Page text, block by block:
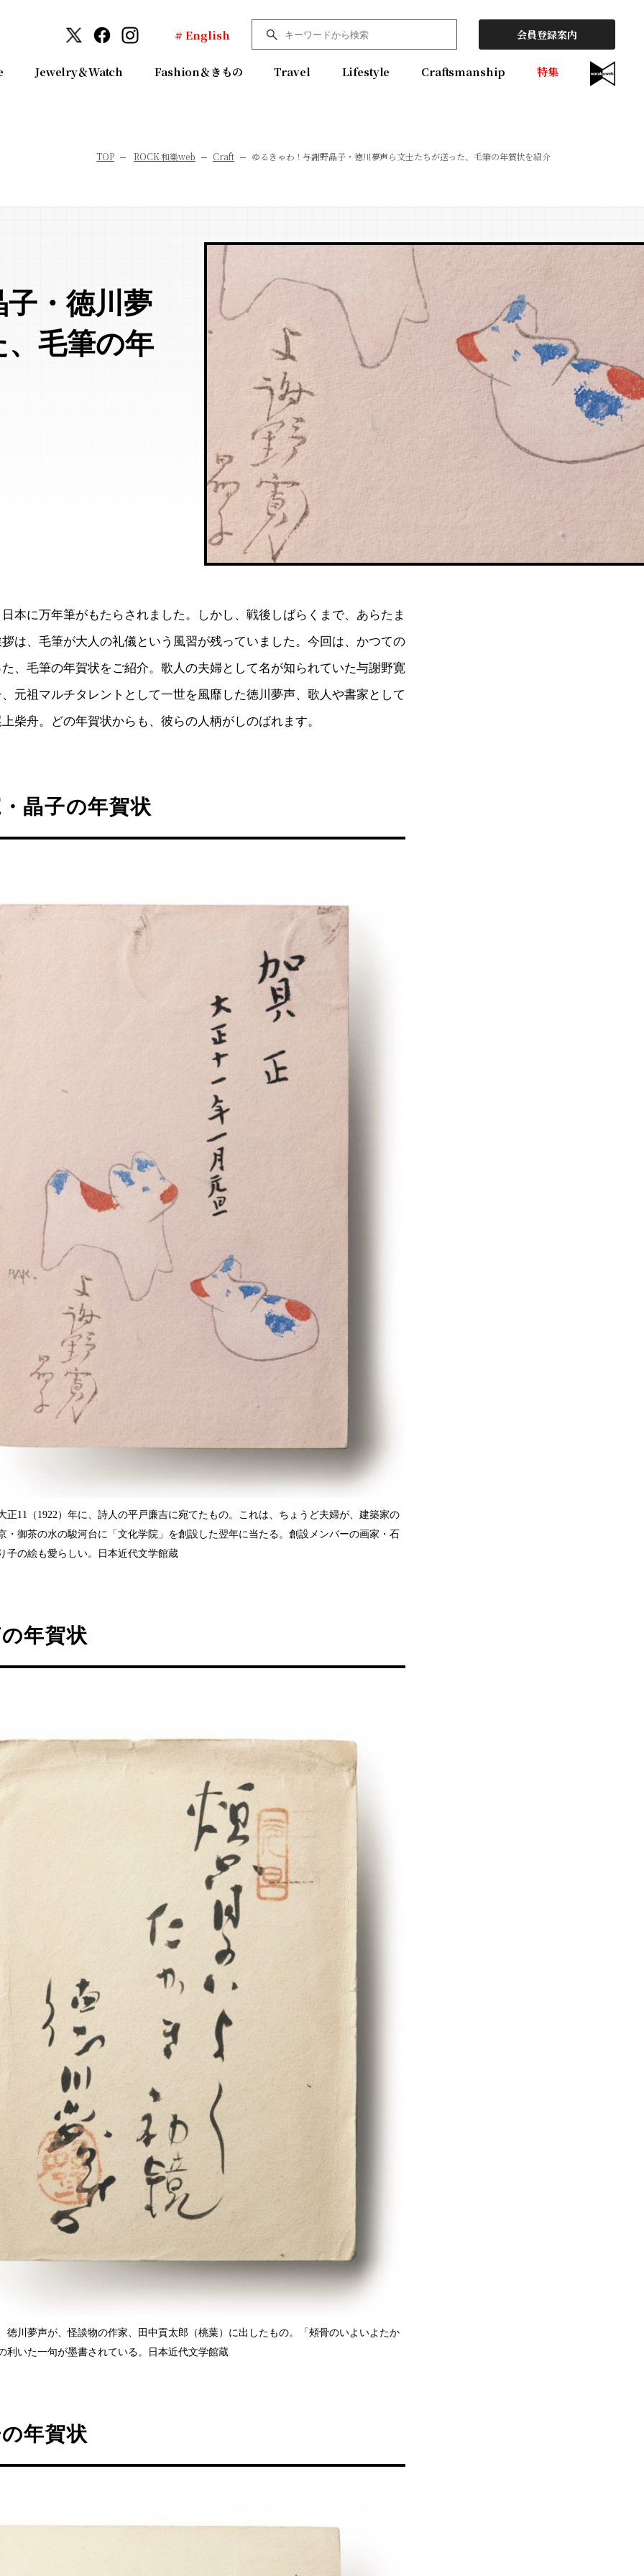
# English 会員登録案内
Jewelry＆Watch Fashion＆きもの Travel Lifestyle Craftsmanship 特集
TOP ROCK 和樂web Craft ゆるきゃわ！与謝野晶子・徳川夢声ら文士たちが送った、毛筆の年賀状を紹介
・徳川夢
毛筆の年
本に万年筆がもたらされました。しかし、戦後しばらくまで、あらたま
は、毛筆が大人の礼儀という風習が残っていました。今回は、かつての
、毛筆の年賀状をご紹介。歌人の夫婦として名が知られていた与謝野寛
元祖マルチタレントとして一世を風靡した徳川夢声、歌人や書家として
柴舟。どの年賀状からも、彼らの人柄がしのばれます。
晶子の年賀状
正11（1922）年に、詩人の平戸廉吉に宛てたもの。これは、ちょうど夫婦が、建築家の
・御茶の水の駿河台に「文化学院」を創設した翌年に当たる。創設メンバーの画家・石
子の絵も愛らしい。日本近代文学館蔵
年賀状
徳川夢声が、怪談物の作家、田中貢太郎（桃葉）に出したもの。「頰骨のいよいよたか
利いた一句が墨書されている。日本近代文学館蔵
年賀状